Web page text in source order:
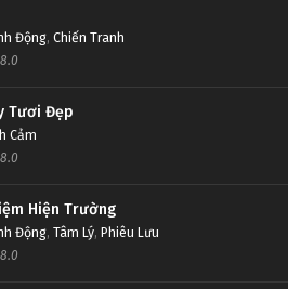
Động, Chiến Tranh
8.0
Tươi Đẹp
Cảm
8.0
Hiện Trường
Động, Tâm Lý, Phiêu Lưu
8.0